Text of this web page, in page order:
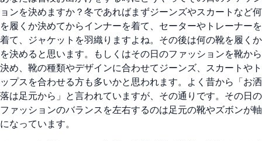
ョンを決めますか？冬であればまずジーンズやスカートなど何
を履くか決めてからインナーを着て、セーターやトレーナーを
着て、ジャケットを羽織りますよね。その後は何の靴を履くか
を決めると思います。もしくはその日のファッションを靴から
決め、靴の種類やデザインに合わせてジーンズ、スカートやト
ップスを合わせる方も多いかと思われます。よく昔から「お洒
落は足元から」と言われていますが、その通りです。その日の
ファッションのバランスを左右するのは足元の靴やズボンが軸
になっています。